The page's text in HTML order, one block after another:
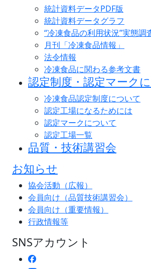
統計資料データPDF版
統計資料データグラフ
“冷凍食品の利用状況”実態調
月刊「冷凍食品情報」
法令情報
冷凍食品に関わる参考文書
認定制度・認定マーク
冷凍食品認定制度について
認定工場になるためには
認定マークについて
認定工場一覧
品質・技術講習会
お知らせ
協会活動（広報）
会員向け（品質技術講習会）
会員向け（重要情報）
行政情報等
SNSアカウント